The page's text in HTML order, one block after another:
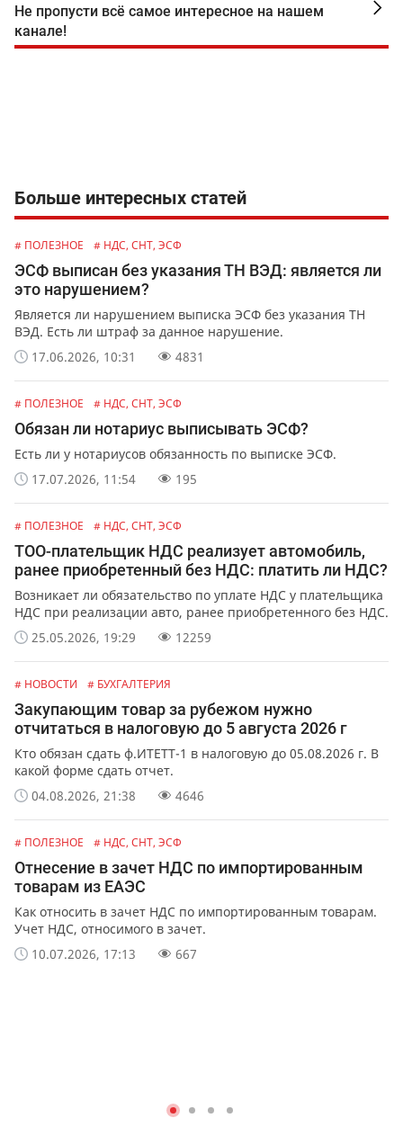
Не пропусти всё самое интересное на нашем
канале!
Больше интересных статей
# ПОЛЕЗНОЕ # НДС, СНТ, ЭСФ
ЭСФ выписан без указания ТН ВЭД: является ли
это нарушением?
Является ли нарушением выписка ЭСФ без указания ТН
ВЭД. Есть ли штраф за данное нарушение.
17.06.2026, 10:31
4831
# ПОЛЕЗНОЕ # НДС, СНТ, ЭСФ
Обязан ли нотариус выписывать ЭСФ?
Есть ли у нотариусов обязанность по выписке ЭСФ.
17.07.2026, 11:54
195
# ПОЛЕЗНОЕ # НДС, СНТ, ЭСФ
ТОО-плательщик НДС реализует автомобиль,
ранее приобретенный без НДС: платить ли НДС?
Возникает ли обязательство по уплате НДС у плательщика
НДС при реализации авто, ранее приобретенного без НДС.
25.05.2026, 19:29
12259
# НОВОСТИ # БУХГАЛТЕРИЯ
Закупающим товар за рубежом нужно
отчитаться в налоговую до 5 августа 2026 г
Кто обязан сдать ф.ИТЕТТ-1 в налоговую до 05.08.2026 г. В
какой форме сдать отчет.
04.08.2026, 21:38
4646
# ПОЛЕЗНОЕ # НДС, СНТ, ЭСФ
Отнесение в зачет НДС по импортированным
товарам из ЕАЭС
Как относить в зачет НДС по импортированным товарам.
Учет НДС, относимого в зачет.
10.07.2026, 17:13
667